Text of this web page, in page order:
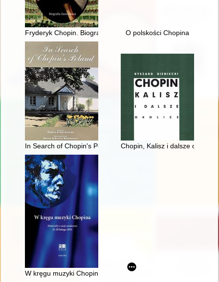
Fryderyk Chopin. Biografia ilustrowanaO polskości Chopina
In Search of Chopin's Poland Chopin, Kalisz i dalsze okolice
W kręgu muzyki Chopina. Materiały z sesji naukowej 21-28